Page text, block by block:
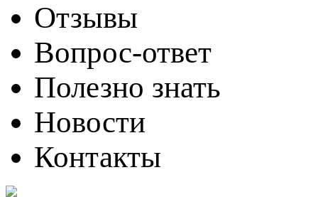
Отзывы
Вопрос-ответ
Полезно знать
Новости
Контакты